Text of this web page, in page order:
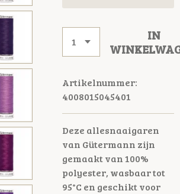
IN
Artikelnummer:
4008015045401
Deze allesnaaigaren
van Gütermann zijn
gemaakt van 100%
polyester, wasbaar tot
95°C en geschikt voor